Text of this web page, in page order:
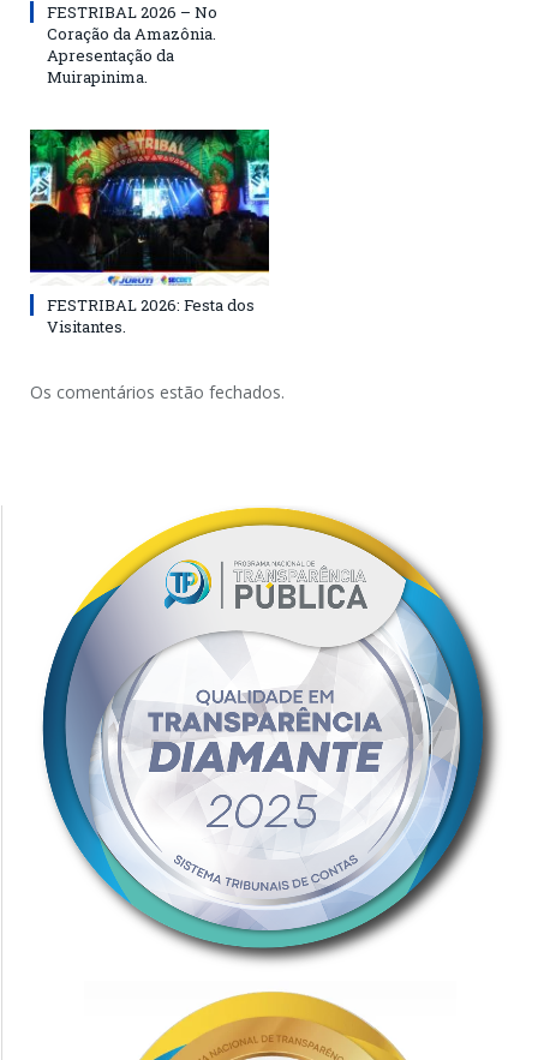
FESTRIBAL 2026 – No
Coração da Amazônia.
Apresentação da
Muirapinima.
FESTRIBAL 2026: Festa dos
Visitantes.
Os comentários estão fechados.